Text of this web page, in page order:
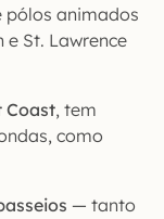
pólos animados
St. Lawrence
Coast, tem
como
— tanto